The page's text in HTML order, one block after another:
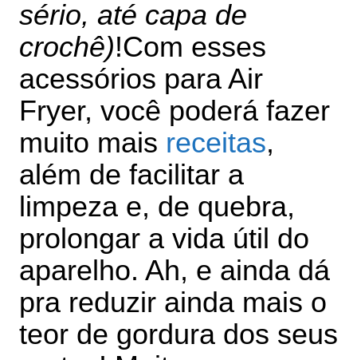
sério, até capa de
crochê)!Com esses
acessórios para Air
Fryer, você poderá fazer
muito mais receitas,
além de facilitar a
limpeza e, de quebra,
prolongar a vida útil do
aparelho. Ah, e ainda dá
pra reduzir ainda mais o
teor de gordura dos seus